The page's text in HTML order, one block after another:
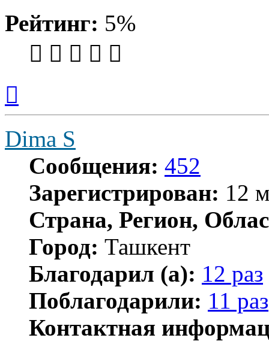
Рейтинг: 5%
началу
Dima S
Сообщения: 452
Зарегистрирован: 12
Страна, Регион,
Город: Ташкент
Благодарил (а): 12 раз
Поблагодарили: 11 раз
Контактная